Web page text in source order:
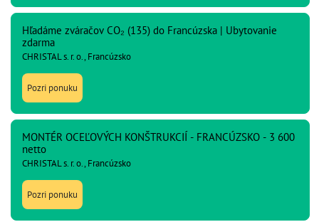
Hľadáme zváračov CO₂ (135) do Francúzska | Ubytovanie
zdarma
CHRISTAL s. r. o., Francúzsko
Pozri ponuku
MONTÉR OCEĽOVÝCH KONŠTRUKCIÍ - FRANCÚZSKO - 3 600
netto
CHRISTAL s. r. o., Francúzsko
Pozri ponuku